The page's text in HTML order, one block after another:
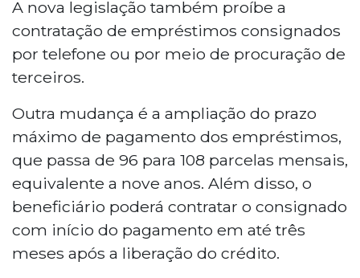
A nova legislação também proíbe a
contratação de empréstimos consignados
por telefone ou por meio de procuração de
terceiros.
Outra mudança é a ampliação do prazo
máximo de pagamento dos empréstimos,
que passa de 96 para 108 parcelas mensais,
equivalente a nove anos. Além disso, o
beneficiário poderá contratar o consignado
com início do pagamento em até três
meses após a liberação do crédito.